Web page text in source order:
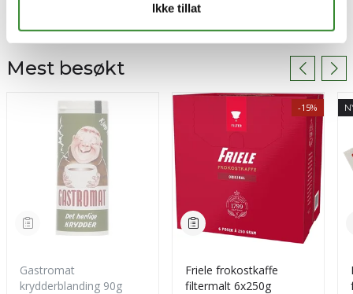
Ikke tillat
Mest besøkt
Gastromat
krydderblanding 90g
-15%
Friele frokostkaffe
filtermalt 6x250g